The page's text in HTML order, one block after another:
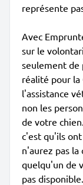
représente
Avec
sur le
seulement de
réalité pour la
l'assistance
non les
de votre
c'est qu'ils
n'aurez pas
quelqu'un de
pas